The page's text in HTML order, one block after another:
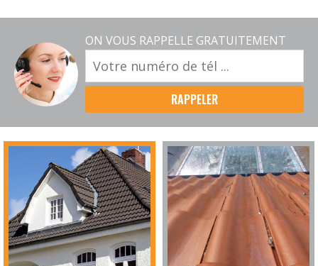
ON VOUS RAPPELLE GRATUITEMENT